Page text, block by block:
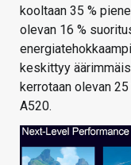
kooltaan 35 %
olevan 16 %
keskittyy
kerrotaan olevan
A520.